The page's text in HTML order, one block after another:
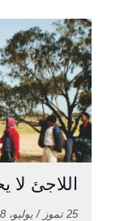
اللاجئ لا
25 تموز / يوليو، 2018